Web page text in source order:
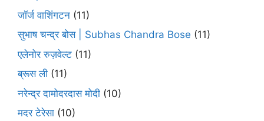
जॉर्ज वाशिंगटन (11)
सुभाष चन्द्र बोस | Subhas Chandra Bose (11)
एलेनोर रुज़वेल्ट (11)
ब्रूस ली (11)
नरेन्द्र दामोदरदास मोदी (10)
मदर टेरेसा (10)